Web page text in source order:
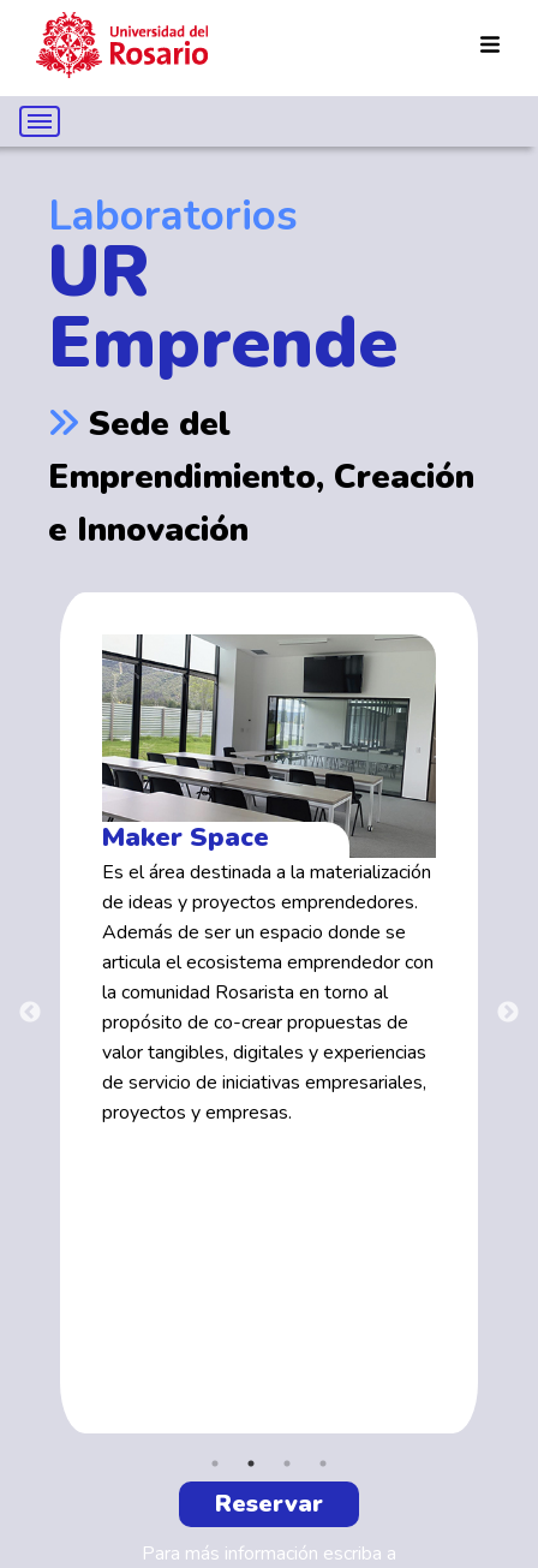
Pasar al contenido principal
Laboratorios
UR
Emprende
Sede del
Emprendimiento, Creación
e Innovación
Maker Space
Es el área destinada a la materialización
de ideas y proyectos emprendedores.
Además de ser un espacio donde se
articula el ecosistema emprendedor con
la comunidad Rosarista en torno al
propósito de co-crear propuestas de
valor tangibles, digitales y experiencias
de servicio de iniciativas empresariales,
proyectos y empresas.
Reservar
Para más información escriba a